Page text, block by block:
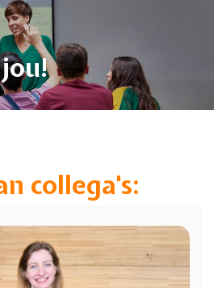
collega's: